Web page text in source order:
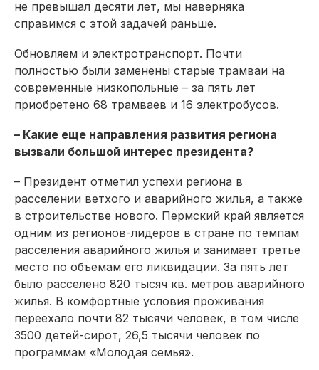
не превышал десяти лет, мы наверняка
справимся с этой задачей раньше.
Обновляем и электротранспорт. Почти
полностью были заменены старые трамваи на
современные низкопольные – за пять лет
приобретено 68 трамваев и 16 электробусов.
– Какие еще направления развития региона
вызвали большой интерес президента?
– Президент отметил успехи региона в
расселении ветхого и аварийного жилья, а также
в строительстве нового. Пермский край является
одним из регионов-лидеров в стране по темпам
расселения аварийного жилья и занимает третье
место по объемам его ликвидации. За пять лет
было расселено 820 тысяч кв. метров аварийного
жилья. В комфортные условия проживания
переехало почти 82 тысячи человек, в том числе
3500 детей-сирот, 26,5 тысячи человек по
программам «Молодая семья».